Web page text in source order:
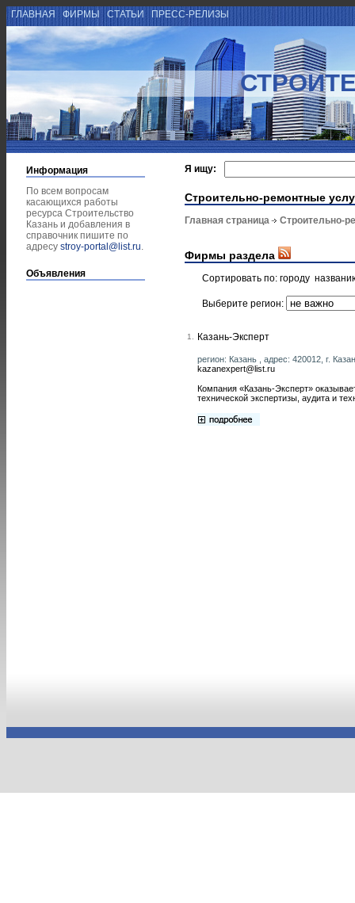
ГЛАВНАЯ ФИРМЫ СТАТЬИ ПРЕСС-РЕЛИЗЫ
Информация
По всем вопросам
касающихся работы
ресурса Строительство
Казань и добавления в
справочник пишите по
адресу stroy-portal@list.ru.
Объявления
Я ищу:
Строительно-ремонтные
Главная страница Строительно-
Фирмы раздела
Сортировать по: городу
Выберите регион:
1. Казань-Эксперт
регион: Казань , адрес: 420012, г.
kazanexpert@list.ru
Компания «Казань-Эксперт»
технической экспертизы, аудита и